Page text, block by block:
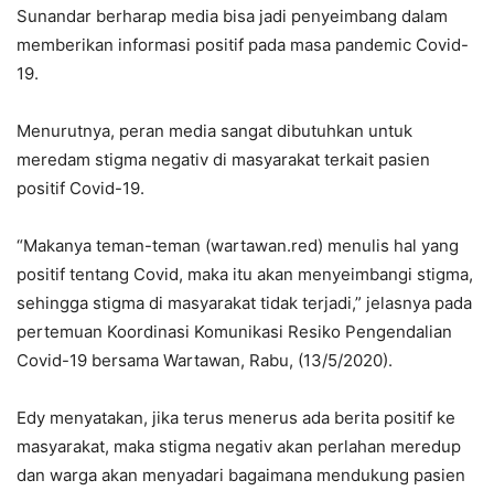
Sunandar berharap media bisa jadi penyeimbang dalam
memberikan informasi positif pada masa pandemic Covid-
19.
Menurutnya, peran media sangat dibutuhkan untuk
meredam stigma negativ di masyarakat terkait pasien
positif Covid-19.
“Makanya teman-teman (wartawan.red) menulis hal yang
positif tentang Covid, maka itu akan menyeimbangi stigma,
sehingga stigma di masyarakat tidak terjadi,” jelasnya pada
pertemuan Koordinasi Komunikasi Resiko Pengendalian
Covid-19 bersama Wartawan, Rabu, (13/5/2020).
Edy menyatakan, jika terus menerus ada berita positif ke
masyarakat, maka stigma negativ akan perlahan meredup
dan warga akan menyadari bagaimana mendukung pasien